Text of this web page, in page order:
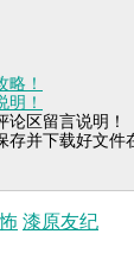
略！
明！
区留言说明！
并下载好文件
漆原友纪